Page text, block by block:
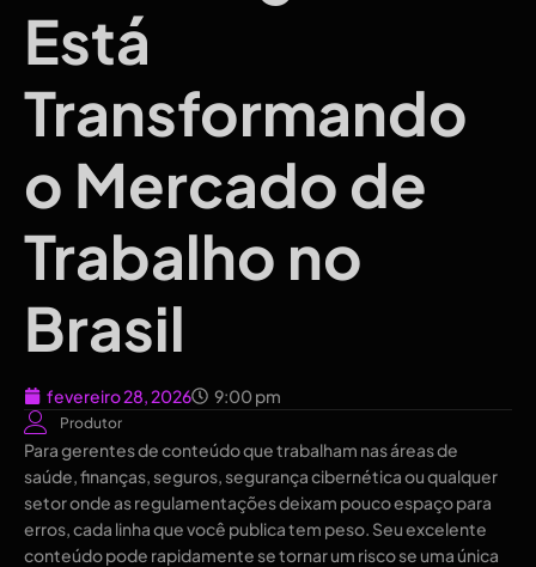
Está
Transformando
o Mercado de
Trabalho no
Brasil
fevereiro 28, 2026 9:00 pm
Produtor
Para gerentes de conteúdo que trabalham nas áreas de
saúde, finanças, seguros, segurança cibernética ou qualquer
setor onde as regulamentações deixam pouco espaço para
erros, cada linha que você publica tem peso. Seu excelente
conteúdo pode rapidamente se tornar um risco se uma única